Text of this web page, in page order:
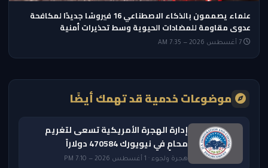
علماء يصممون بالذكاء الاصطناعي 16 فيروسًا جديدًا لمكافحة
عدوى مقاومة للمضادات الحيوية وسط تحذيرات أمنية
موضوعات خدمية قد تهمك أيضًا
إدارة الهجرة الأمريكية تسعى لتغريم
محامٍ في نيويورك 470584 دولاراً
هجرة ولجوء · 1 أغسطس 2026 — 7:10 PM